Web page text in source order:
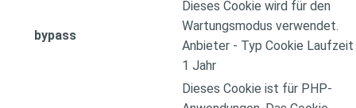
bypass
Dieses Cookie wird für den
Wartungsmodus verwendet.
Anbieter - Typ Cookie Laufzeit
1 Jahr
Dieses Cookie ist für PHP-